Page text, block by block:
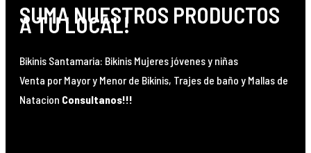
SUMA NUESTROS PRODUCTOS
A TU LOCAL!
Bikinis Santamaria: Bikinis Mujeres jóvenes y niñas
Venta por Mayor y Menor de Bikinis, Trajes de baño y Mallas de
Natacion Consultanos!!!